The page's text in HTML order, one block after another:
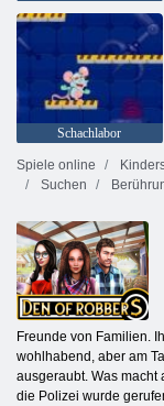
Schachlabor
Spiele online
Suchen
Freunde von Familien.
wohlhabend, aber am
ausgeraubt. Was macht
die Polizei wurde